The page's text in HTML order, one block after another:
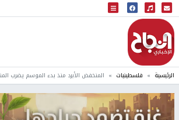
البث المباشر
إذاعة النجاح
الرئيسية فلسطينيات المنخفض الأبرد منذ بدء الموسم يضرب